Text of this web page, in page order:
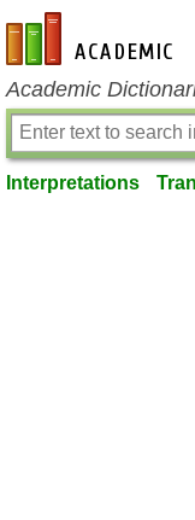
en-academic.com
Academic
Interpretations